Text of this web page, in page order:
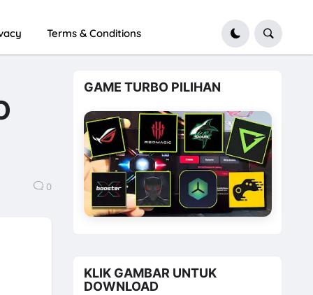
Terms & Conditions
0
GAME TURBO PILIHAN
KLIK GAMBAR UNTUK
DOWNLOAD